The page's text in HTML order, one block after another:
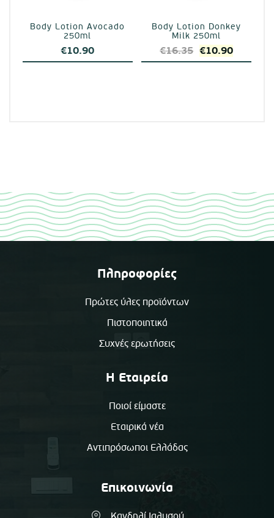
Body Lotion Avocado
250ml
€10.90
Body Lotion Donkey
Milk 250ml
€16.35 Original
price
€10.90Η
Πληροφορίες
Πρώτες ύλες προϊόντων
Πιστοποιητικά
Συχνές ερωτήσεις
Η Εταιρεία
Ποιοί είμαστε
Εταιρικά νέα
Αντιπρόσωποι Ελλάδας
Επικοινωνία